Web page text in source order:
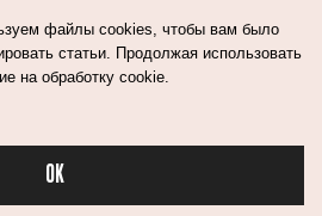
файлы cookies, чтобы вам было
статьи. Продолжая использовать
на обработку cookie.
OK